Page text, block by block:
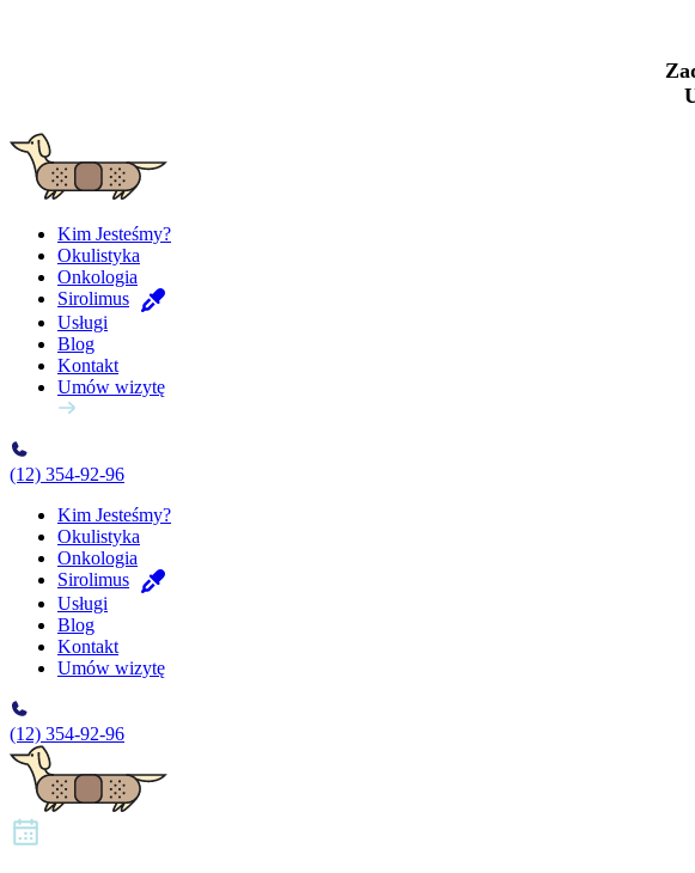
Kim Jesteśmy?
Okulistyka
Onkologia
Sirolimus
Usługi
Blog
Kontakt
Umów wizytę
(12) 354-92-96
Kim Jesteśmy?
Okulistyka
Onkologia
Sirolimus
Usługi
Blog
Kontakt
Umów wizytę
(12) 354-92-96